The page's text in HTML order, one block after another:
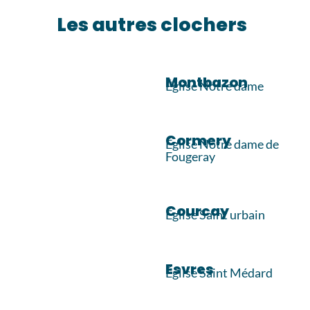
Les autres clochers​
Montbazon
Église Notre dame
Cormery
Église Notre dame de
Fougeray
Courcay​
Église Saint urbain
Esvres
Église Saint Médard